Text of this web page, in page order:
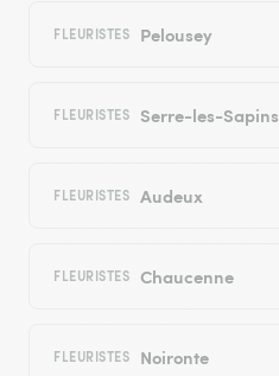
FLEURISTES Pelousey
FLEURISTES Serre-les-Sapins
FLEURISTES Audeux
FLEURISTES Chaucenne
FLEURISTES Noironte